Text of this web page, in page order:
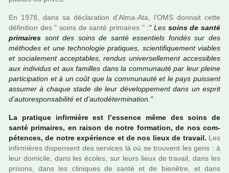
En 1978, dans sa décla­ra­tion d’Alma-Ata, l’OMS don­nait cette
défi­ni­tion des " soins de santé pri­mai­res " :" Les soins de santé
pri­mai­res sont des soins de santé essen­tiels fondés sur des
métho­des et une tech­no­lo­gie pra­ti­ques, scien­ti­fi­que­ment via­bles
et socia­le­ment accep­ta­bles, rendus uni­ver­sel­le­ment acces­si­bles
aux indi­vi­dus et aux famil­les dans la com­mu­nauté par leur pleine
par­ti­ci­pa­tion et à un coût que la com­mu­nauté et le pays puis­sent
assu­mer à chaque stade de leur déve­lop­pe­ment dans un esprit
d’auto­res­pon­sa­bi­lité et d’auto­dé­ter­mi­na­tion."
La pra­ti­que infir­mière est l’essence même des soins de
santé pri­mai­res, en raison de notre for­ma­tion, de nos com­
pé­ten­ces, de notre expé­rience et de nos lieux de tra­vail. Les
infir­miè­res dis­pen­sent des ser­vi­ces là où se trou­vent les gens : à
leur domi­cile, dans les écoles, sur leurs lieux de tra­vail, dans les
pri­sons, dans les cli­ni­ques de santé et de bie­nê­tre, et dans